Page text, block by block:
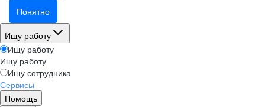
Понятно
Ищу работу
Ищу работу
Ищу работу
Ищу сотрудника
Сервисы
Помощь